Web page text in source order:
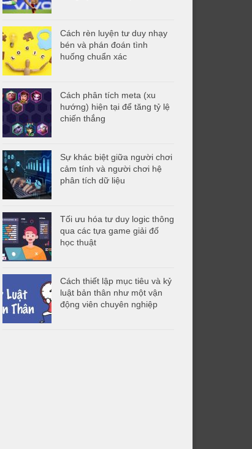
Cách rèn luyện tư duy nhạy
bén và phán đoán tình
huống chuẩn xác
Cách phân tích meta (xu
hướng) hiện tại để tăng tỷ lệ
chiến thắng
Sự khác biệt giữa người chơi
cảm tính và người chơi hệ
phân tích dữ liệu
Tối ưu hóa tư duy logic thông
qua các tựa game giải đố
học thuật
Cách thiết lập mục tiêu và kỷ
luật bản thân như một vận
động viên chuyên nghiệp